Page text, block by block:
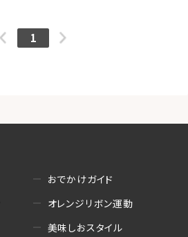
1
おでかけガイド
オレンジリボン運動
美味しおスタイル